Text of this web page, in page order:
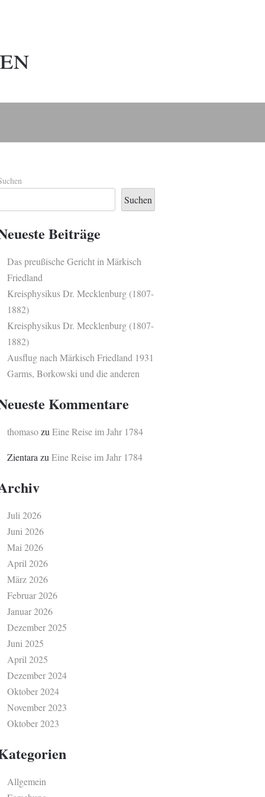
Suchen
Beiträge
Das preußische Gericht in Märkisch
Friedland
Kreisphysikus Dr. Mecklenburg (1807-
1882)
Kreisphysikus Dr. Mecklenburg (1807-
1882)
Ausflug nach Märkisch Friedland 1931
Garms, Borkowski und die anderen
Kommentare
thomasozu Eine Reise im Jahr 1784
Zientara zu Eine Reise im Jahr 1784
Juli 2026
Juni 2026
Mai 2026
April 2026
März 2026
Februar 2026
Januar 2026
Dezember 2025
Juni 2025
April 2025
Dezember 2024
Oktober 2024
November 2023
Oktober 2023
Allgemein